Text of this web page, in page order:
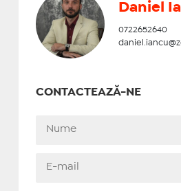
Daniel
0722652640
CONTACTEAZĂ-NE